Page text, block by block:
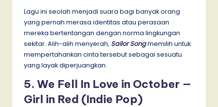
Lagu ini seolah menjadi suara bagi banyak orang
yang pernah merasa identitas atau perasaan
mereka bertentangan dengan norma lingkungan
sekitar. Alih-alih menyerah, Sailor Songmemilih untuk
mempertahankan cinta tersebut sebagai sesuatu
yang layak diperjuangkan.
5. We Fell In Love in October —
Girl in Red (Indie Pop)